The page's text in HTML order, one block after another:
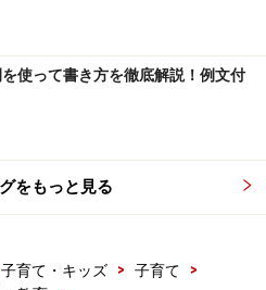
1人に6個あげます。全部で
う？」という問題において、
かという違いです。「掛ける
関係から順番が決まります
＝6×8」であるとも説明して
柔軟な判断が必要です。
使って書き方を徹底解説！例文付
をもっと見る
子育て・キッズ > 子育て
>